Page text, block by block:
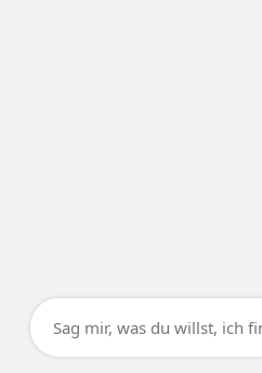
Sag mir, was du willst, ich